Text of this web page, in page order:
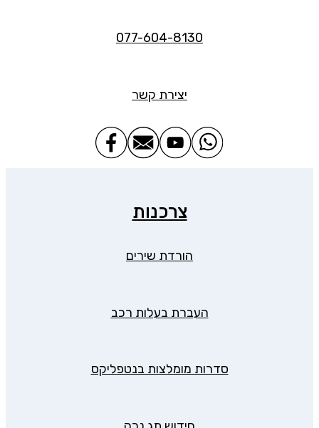
077-604-8130
יצירת קשר
צרכנות
הורדת שירים
העברת בעלות רכב
סדרות מומלצות בנטפליקס